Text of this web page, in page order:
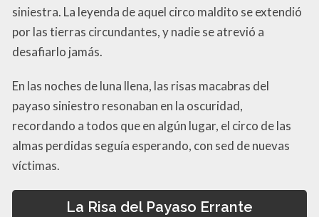
siniestra. La leyenda de aquel circo maldito se extendió
por las tierras circundantes, y nadie se atrevió a
desafiarlo jamás.
En las noches de luna llena, las risas macabras del
payaso siniestro resonaban en la oscuridad,
recordando a todos que en algún lugar, el circo de las
almas perdidas seguía esperando, con sed de nuevas
víctimas.
La Risa del Payaso Errante